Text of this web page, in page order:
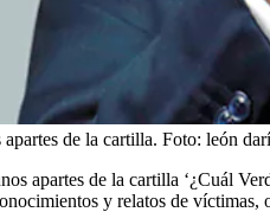
de la cartilla. Foto: león
apartes de la cartilla ‘¿Cuál
y relatos de